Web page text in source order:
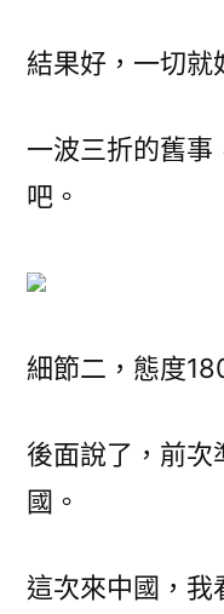
結果好，一切就
一波三折的舊事
吧。
細節二，態度
後面說了，前次
國。
這次來中國，我